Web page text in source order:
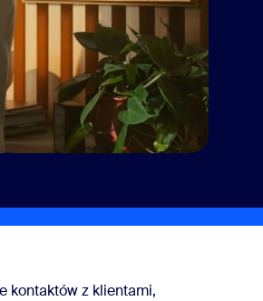
kontaktów z klientami,